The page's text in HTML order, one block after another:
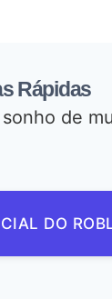
Rápidas
de
DO